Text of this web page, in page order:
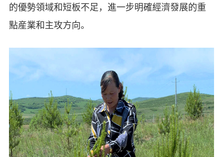
的優勢領域和短板不足，進一步明確經濟發展的重
點産業和主攻方向。